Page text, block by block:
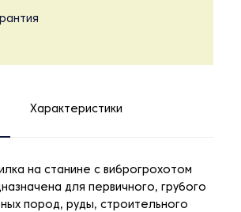
Характеристики
на станине с виброгрохотом
для первичного, грубого
пород, руды, строительного